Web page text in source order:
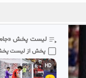
لیست پخش «جام
پخش از لیست
HD